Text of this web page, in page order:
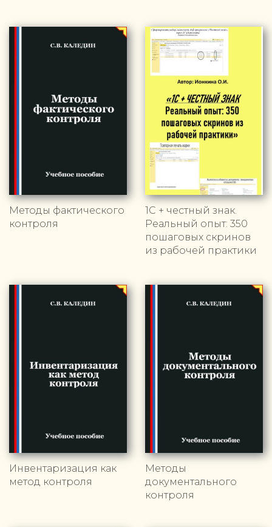
Методы фактического
контроля
1С + честный знак.
Реальный опыт: 350
пошаговых скринов
из рабочей практики
Инвентаризация как
метод контроля
Методы
документального
контроля